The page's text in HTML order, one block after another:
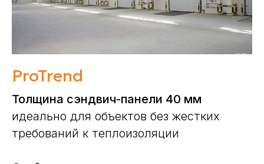
ProTrend
Толщина сэндвич-панели 40 мм
идеально для объектов без жестких
требований к теплоизоляции